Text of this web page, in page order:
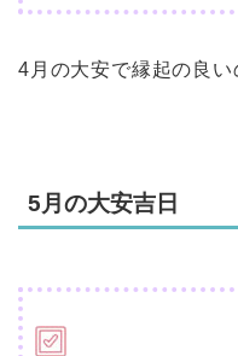
4月の大安で縁起の良い
5月の大安吉日